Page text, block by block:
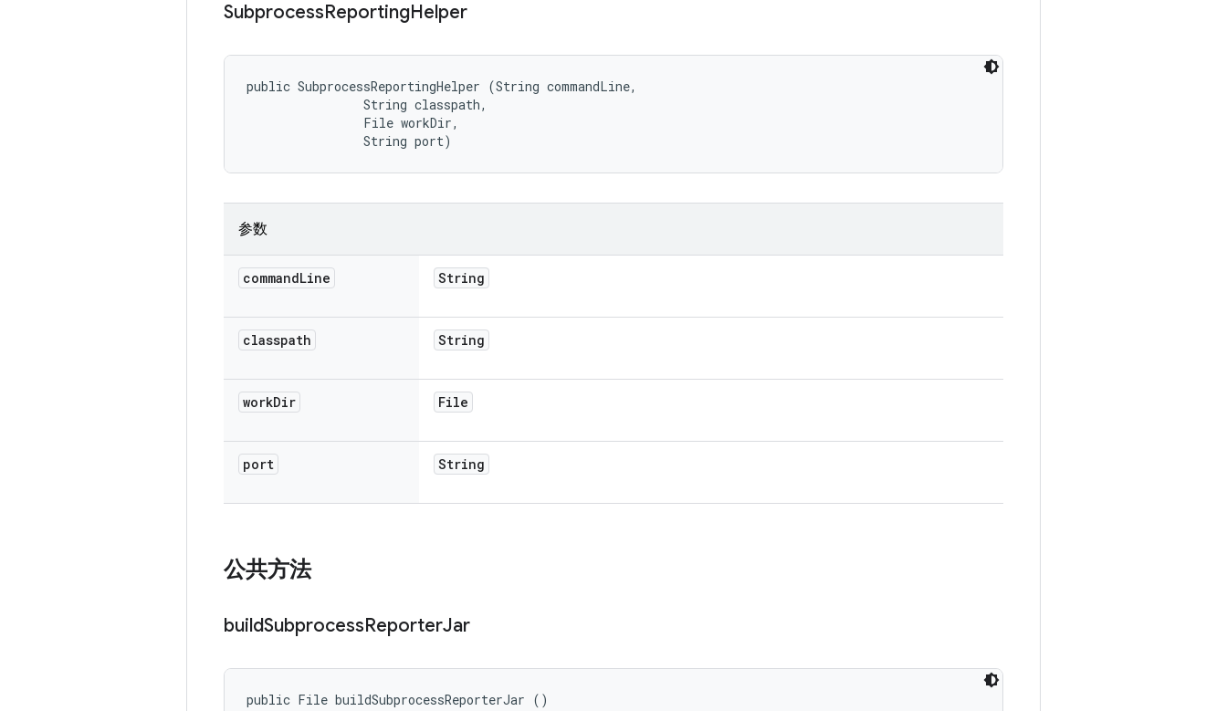
SubprocessReportingHelper
public SubprocessReportingHelper (String commandLine,
                String classpath,
                File workDir,
                String port)
参数
commandLine String
classpath String
workDir File
port String
公共方法
buildSubprocessReporterJar
public File buildSubprocessReporterJar ()